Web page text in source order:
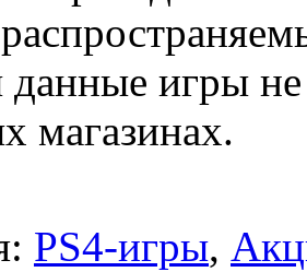
игры
магазинах.
PS4-игры,